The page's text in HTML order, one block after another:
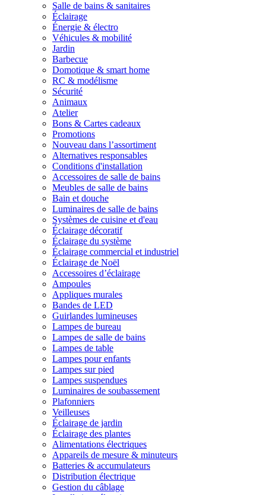
Salle de bains & sanitaires
Éclairage
Énergie & électro
Véhicules & mobilité
Jardin
Barbecue
Domotique & smart home
RC & modélisme
Sécurité
Animaux
Atelier
Bons & Cartes cadeaux
Promotions
Nouveau dans l’assortiment
Alternatives responsables
Conditions d'installation
Accessoires de salle de bains
Meubles de salle de bains
Bain et douche
Luminaires de salle de bains
Systèmes de cuisine et d'eau
Éclairage décoratif
Éclairage du système
Éclairage commercial et industriel
Éclairage de Noël
Accessoires d’éclairage
Ampoules
Appliques murales
Bandes de LED
Guirlandes lumineuses
Lampes de bureau
Lampes de salle de bains
Lampes de table
Lampes pour enfants
Lampes sur pied
Lampes suspendues
Luminaires de soubassement
Plafonniers
Veilleuses
Éclairage de jardin
Éclairage des plantes
Alimentations électriques
Appareils de mesure & minuteurs
Batteries & accumulateurs
Distribution électrique
Gestion du câblage